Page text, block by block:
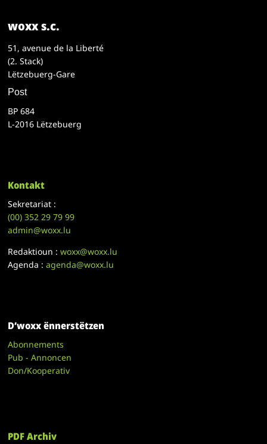
woxx s.c.
51, avenue de la Liberté
(2. Stack)
Lëtzebuerg-Gare
Post
BP 684
L-2016 Lëtzebuerg
Kontakt
Sekretariat :
(00)352 29 79 99
admin@woxx.lu
Redaktioun :woxx@woxx.lu
Agenda :agenda@woxx.lu
D’woxx ënnerstëtzen
Abonnements
Pub - Annoncen
Don/Kooperativ
PDF Archiv